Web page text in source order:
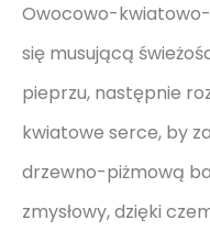
Owocowo-
się musującą
pieprzu, następnie
kwiatowe serce, by
drzewno-piżmową
zmysłowy, dzięki